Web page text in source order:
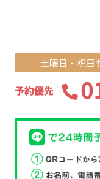
土曜日・祝日